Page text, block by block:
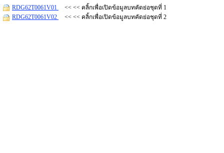
RDG62T0061V01
<< << คลิ้กเพื่อเปิดข้อมูลบทคัดย่อชุดที่ 1
RDG62T0061V02
<< << คลิ้กเพื่อเปิดข้อมูลบทคัดย่อชุดที่ 2